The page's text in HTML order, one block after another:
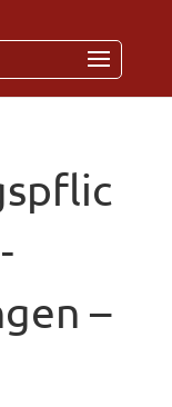
–